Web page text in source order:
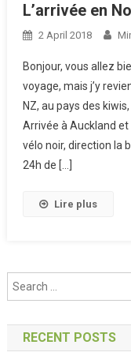
L’arrivée en
2 April 2018
Bonjour, vous allez
voyage, mais j’y
NZ, au pays des
Arrivée à Auckland
vélo noir, direction la
24h de […]
Lire plus
RECENT POSTS